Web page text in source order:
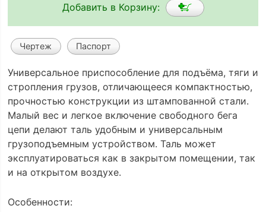
Добавить в Корзину:
Чертеж Паспорт
Универсальное приспособление для подъёма, тяги и
стропления грузов, отличающееся компактностью,
прочностью конструкции из штампованной стали.
Малый вес и легкое включение свободного бега
цепи делают таль удобным и универсальным
грузоподъемным устройством. Таль может
эксплуатироваться как в закрытом помещении, так
и на открытом воздухе.
Особенности: